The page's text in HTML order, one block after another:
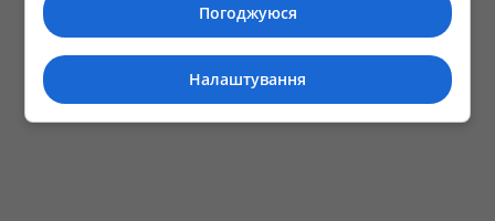
Погоджуюся
Налаштування